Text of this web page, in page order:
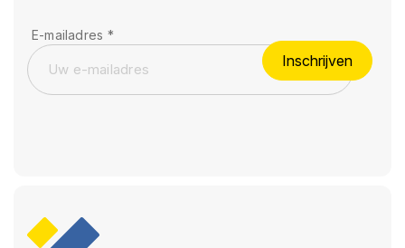
E-mailadres *
Inschrijven